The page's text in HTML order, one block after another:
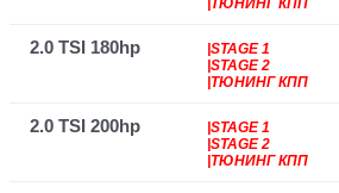
|ТЮНИНГ КПП
2.0 TSI 180hp
|STAGE 1
|STAGE 2
|ТЮНИНГ КПП
2.0 TSI 200hp
|STAGE 1
|STAGE 2
|ТЮНИНГ КПП